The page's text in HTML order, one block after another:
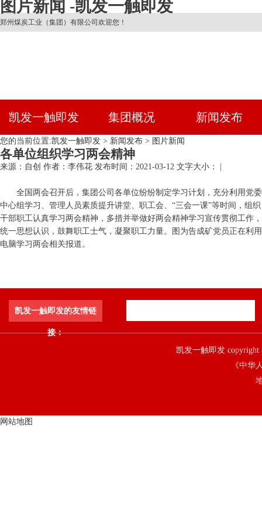
图片新闻 -凯发一触即发
郑州煤炭工业（集团）有限公司欢迎您！
凯发一触即发 集团概况 新闻发布
您的当前位置:凯发一触即发 > 新闻发布 > 图片新闻
各单位组织学习两会精神
来源：自创 作者：李伟花 发布时间：2021-03-12 文字大小： |
全国两会召开后，集团公司各单位纷纷制定学习计划，充分利用党委
中心组学习、管理人员素质提升讲堂、职工会、“三会一课”等时间，组织
干部职工认真学习两会精神，多措并举做好两会精神学习宣传贯彻工作，
统一思想认识，鼓舞职工士气，凝聚职工力量。图为告成矿党员正在利用
电脑学习两会相关报道。
凯发一触即发的友情链
接：
凯发一触即发
《中华
网站地图